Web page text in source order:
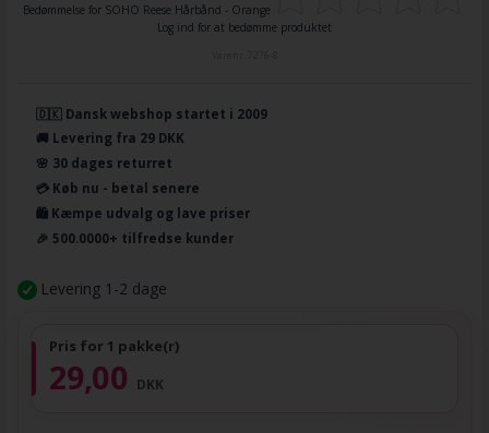
Bedømmelse for SOHO Reese Hårbånd - Orange
Log ind for at bedømme produktet
🇩🇰 Dansk webshop startet i 2009
🚚 Levering fra 29 DKK
🌸 30 dages returret
💳 Køb nu - betal senere
🛍️ Kæmpe udvalg og lave priser
🎉 500.0000+ tilfredse kunder
Levering 1-2 dage
Pris for 1 pakke(r)
29,00 DKK